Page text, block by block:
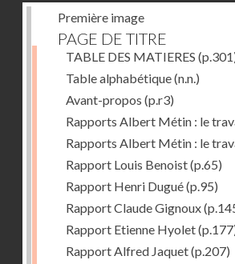
Première image
PAGE DE TITRE
TABLE DES MATIERES
Table alphabétique(n.n.)
Avant-propos (p.r3)
Rapports Albert Métin : le
Rapports Albert Métin : le
Rapport Louis Benoist(p.65)
Rapport Henri Dugué(p.95)
Rapport Claude Gignoux
Rapport Etienne Hyolet
Rapport Alfred Jaquet(p.207)